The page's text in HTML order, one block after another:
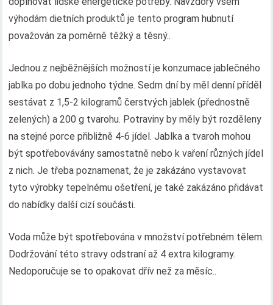
výhodám dietních produktů je tento program hubnutí
považován za poměrně těžký a těsný..
Jednou z nejběžnějších možností je konzumace jablečného
jablka po dobu jednoho týdne. Sedm dní by měl denní příděl
sestávat z 1,5-2 kilogramů čerstvých jablek (přednostně
zelených) a 200 g tvarohu. Potraviny by měly být rozděleny
na stejné porce přibližně 4-6 jídel. Jablka a tvaroh mohou
být spotřebovávány samostatně nebo k vaření různých jídel
z nich. Je třeba poznamenat, že je zakázáno vystavovat
tyto výrobky tepelnému ošetření, je také zakázáno přidávat
do nabídky další cizí součásti.
Voda může být spotřebována v množství potřebném tělem.
Dodržování této stravy odstraní až 4 extra kilogramy.
Nedoporučuje se to opakovat dřív než za měsíc..